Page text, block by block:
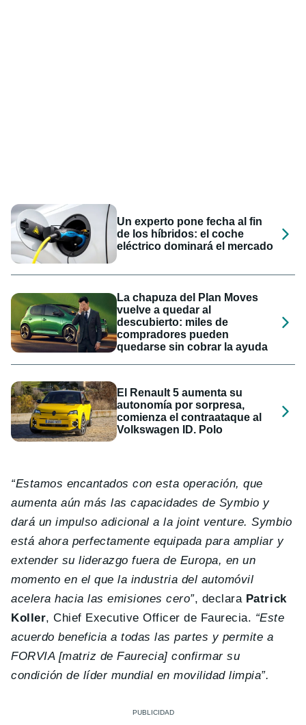
Un experto pone fecha al fin
de los híbridos: el coche
eléctrico dominará el mercado
La chapuza del Plan Moves
vuelve a quedar al
descubierto: miles de
compradores pueden
quedarse sin cobrar la ayuda
El Renault 5 aumenta su
autonomía por sorpresa,
comienza el contraataque al
Volkswagen ID. Polo
“Estamos encantados con esta operación, que
aumenta aún más las capacidades de Symbio y
dará un impulso adicional a la joint venture. Symbio
está ahora perfectamente equipada para ampliar y
extender su liderazgo fuera de Europa, en un
momento en el que la industria del automóvil
acelera hacia las emisiones cero”, declara Patrick
Koller, Chief Executive Officer de Faurecia. “Este
acuerdo beneficia a todas las partes y permite a
FORVIA [matriz de Faurecia] confirmar su
condición de líder mundial en movilidad limpia”.